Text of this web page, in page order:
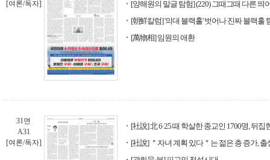
[여론/독자]
[양해원의 말글 탐험] (220) 그때그때 다른 띄
[朝鮮칼럼] '의대 블랙홀' 벗어나 진짜 블랙홀
[萬物相] 임원의 애환
31면
A31
[여론/독자]
[社說] 北 6·25 때 학살한 종교인 1700명, 뒤
[社說] ＂자녀 계획 있다＂는 젊은 층 증가,